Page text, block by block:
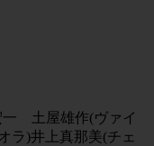
土屋雄作(ヴァイ
ラ)井上真那美(チェ